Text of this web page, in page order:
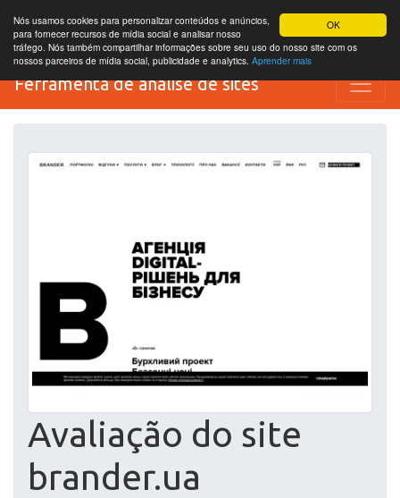
OK
Nós usamos cookies para personalizar conteúdos e anúncios,
para fornecer recursos de mídia social e analisar nosso
tráfego. Nós também compartilhar informações sobre seu uso do nosso site com os
nossos parceiros de mídia social, publicidade e analytics. Aprender mais
Ferramenta de análise de sites
Avaliação do site
brander.ua